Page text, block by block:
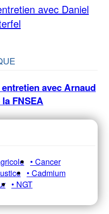
avec Daniel
avec Arnaud
FNSEA
• Cancer
• Cadmium
• NGT